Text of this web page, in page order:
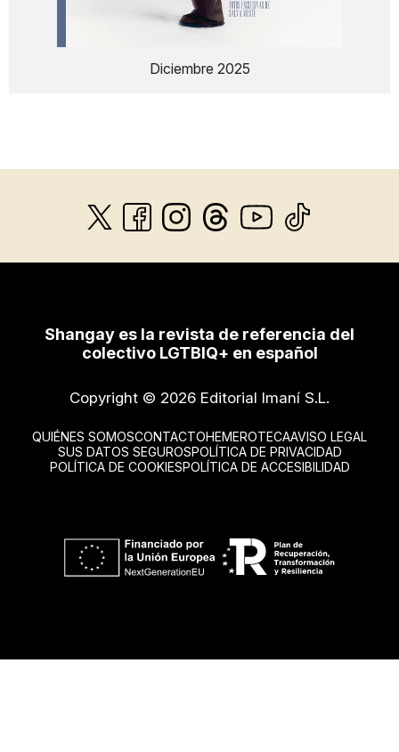
Diciembre 2025
Shangay es la revista de referencia del
colectivo LGTBIQ+ en español
Copyright © 2026 Editorial Imaní S.L.
QUIÉNES SOMOSCONTACTOHEMEROTECAAVISO LEGAL
SUS DATOS SEGUROSPOLÍTICA DE PRIVACIDAD
POLÍTICA DE COOKIESPOLÍTICA DE ACCESIBILIDAD